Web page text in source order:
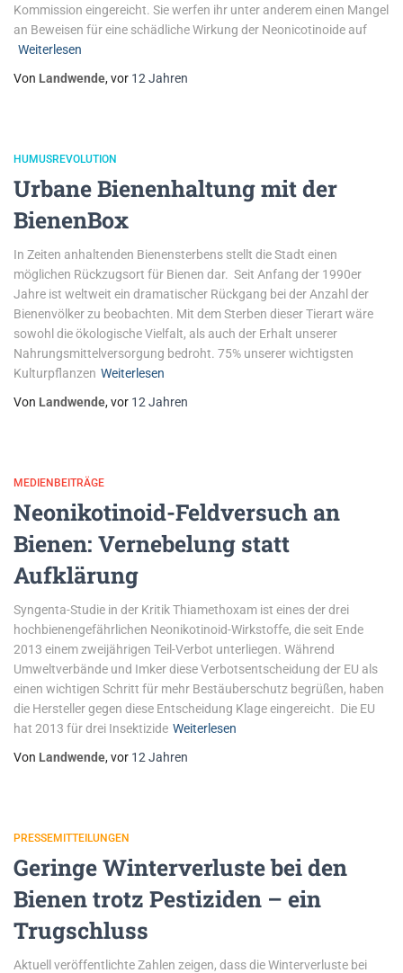
Kommission eingereicht. Sie werfen ihr unter anderem einen Mangel
an Beweisen für eine schädliche Wirkung der Neonicotinoide auf
Weiterlesen
Von Landwende, vor 12 Jahren
HUMUSREVOLUTION
Urbane Bienenhaltung mit der
BienenBox
In Zeiten anhaltenden Bienensterbens stellt die Stadt einen
möglichen Rückzugsort für Bienen dar. Seit Anfang der 1990er
Jahre ist weltweit ein dramatischer Rückgang bei der Anzahl der
Bienenvölker zu beobachten. Mit dem Sterben dieser Tierart wäre
sowohl die ökologische Vielfalt, als auch der Erhalt unserer
Nahrungsmittelversorgung bedroht. 75% unserer wichtigsten
Kulturpflanzen Weiterlesen
Von Landwende, vor 12 Jahren
MEDIENBEITRÄGE
Neonikotinoid-Feldversuch an
Bienen: Vernebelung statt
Aufklärung
Syngenta-Studie in der Kritik Thiamethoxam ist eines der drei
hochbienengefährlichen Neonikotinoid-Wirkstoffe, die seit Ende
2013 einem zweijährigen Teil-Verbot unterliegen. Während
Umweltverbände und Imker diese Verbotsentscheidung der EU als
einen wichtigen Schritt für mehr Bestäuberschutz begrüßen, haben
die Hersteller gegen diese Entscheidung Klage eingereicht. Die EU
hat 2013 für drei Insektizide Weiterlesen
Von Landwende, vor 12 Jahren
PRESSEMITTEILUNGEN
Geringe Winterverluste bei den
Bienen trotz Pestiziden – ein
Trugschluss
Aktuell veröffentlichte Zahlen zeigen, dass die Winterverluste bei